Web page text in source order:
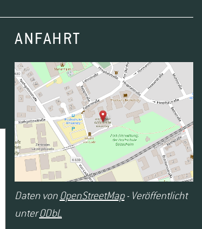
ANFAHRT
Daten von OpenStreetMap- Veröffentlicht
unterODbL